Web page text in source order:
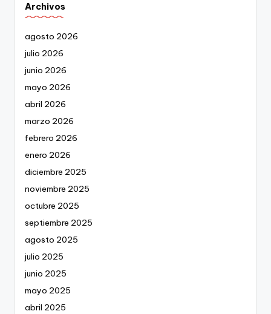
Archivos
agosto 2026
julio 2026
junio 2026
mayo 2026
abril 2026
marzo 2026
febrero 2026
enero 2026
diciembre 2025
noviembre 2025
octubre 2025
septiembre 2025
agosto 2025
julio 2025
junio 2025
mayo 2025
abril 2025